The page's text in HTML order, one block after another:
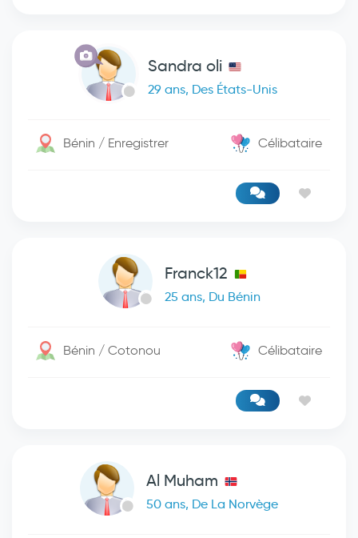
Sandra oli
29 ans, Des États-Unis
Bénin / Enregistrer Célibataire
Franck12
25 ans, Du Bénin
Bénin / Cotonou Célibataire
Al Muham
50 ans, De La Norvège